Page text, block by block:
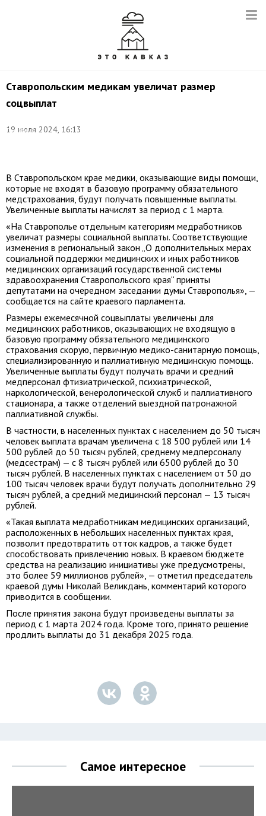
Ставропольским медикам увеличат размер
соцвыплат
19 июля 2024, 16:13
Дмитрий
В Ставропольском крае медики, оказывающие виды помощи,
которые не входят в базовую программу обязательного
медстрахования, будут получать повышенные выплаты.
Увеличенные выплаты начислят за период с 1 марта.
«На Ставрополье отдельным категориям медработников
увеличат размеры социальной выплаты. Соответствующие
изменения в региональный закон „О дополнительных мерах
социальной поддержки медицинских и иных работников
медицинских организаций государственной системы
здравоохранения Ставропольского края“ приняты
депутатами на очередном заседании думы Ставрополья», —
сообщается на сайте краевого парламента.
Размеры ежемесячной соцвыплаты увеличены для
медицинских работников, оказывающих не входящую в
базовую программу обязательного медицинского
страхования скорую, первичную медико-санитарную помощь,
специализированную и паллиативную медицинскую помощь.
Увеличенные выплаты будут получать врачи и средний
медперсонал фтизиатрической, психиатрической,
наркологической, венерологической служб и паллиативного
стационара, а также отделений выездной патронажной
паллиативной службы.
В частности, в населенных пунктах с населением до 50 тысяч
человек выплата врачам увеличена с 18 500 рублей или 14
500 рублей до 50 тысяч рублей, среднему медперсоналу
(медсестрам) — с 8 тысяч рублей или 6500 рублей до 30
тысяч рублей. В населенных пунктах с населением от 50 до
100 тысяч человек врачи будут получать дополнительно 29
тысяч рублей, а средний медицинский персонал — 13 тысяч
рублей.
«Такая выплата медработникам медицинских организаций,
расположенных в небольших населенных пунктах края,
позволит предотвратить отток кадров, а также будет
способствовать привлечению новых. В краевом бюджете
средства на реализацию инициативы уже предусмотрены,
это более 59 миллионов рублей», — отметил председатель
краевой думы Николай Великдань, комментарий которого
приводится в сообщении.
После принятия закона будут произведены выплаты за
период с 1 марта 2024 года. Кроме того, принято решение
продлить выплаты до 31 декабря 2025 года.
Самое интересное